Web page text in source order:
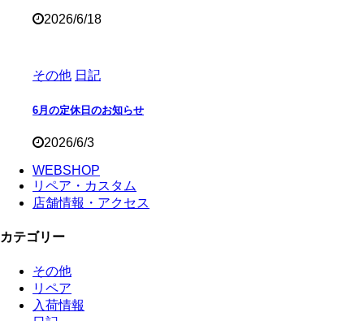
2026/6/18
その他 日記
6月の定休日のお知らせ
2026/6/3
WEBSHOP
リペア・カスタム
店舗情報・アクセス
カテゴリー
その他
リペア
入荷情報